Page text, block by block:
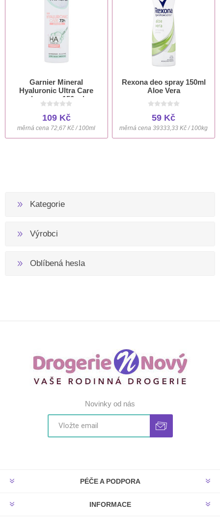
Garnier Mineral
Hyaluronic Ultra Care
deospray 150 ml
109 Kč
měrná cena 72,67 Kč / 100ml
Rexona deo spray 150ml
Aloe Vera
59 Kč
měrná cena 39333,33 Kč / 100kg
Kategorie
Výrobci
Oblíbená hesla
Novinky od nás
PÉČE A PODPORA
INFORMACE